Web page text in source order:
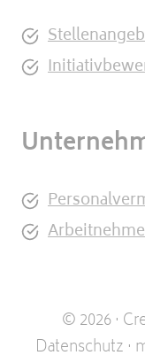
© 2026 ·
Datenschutz ·